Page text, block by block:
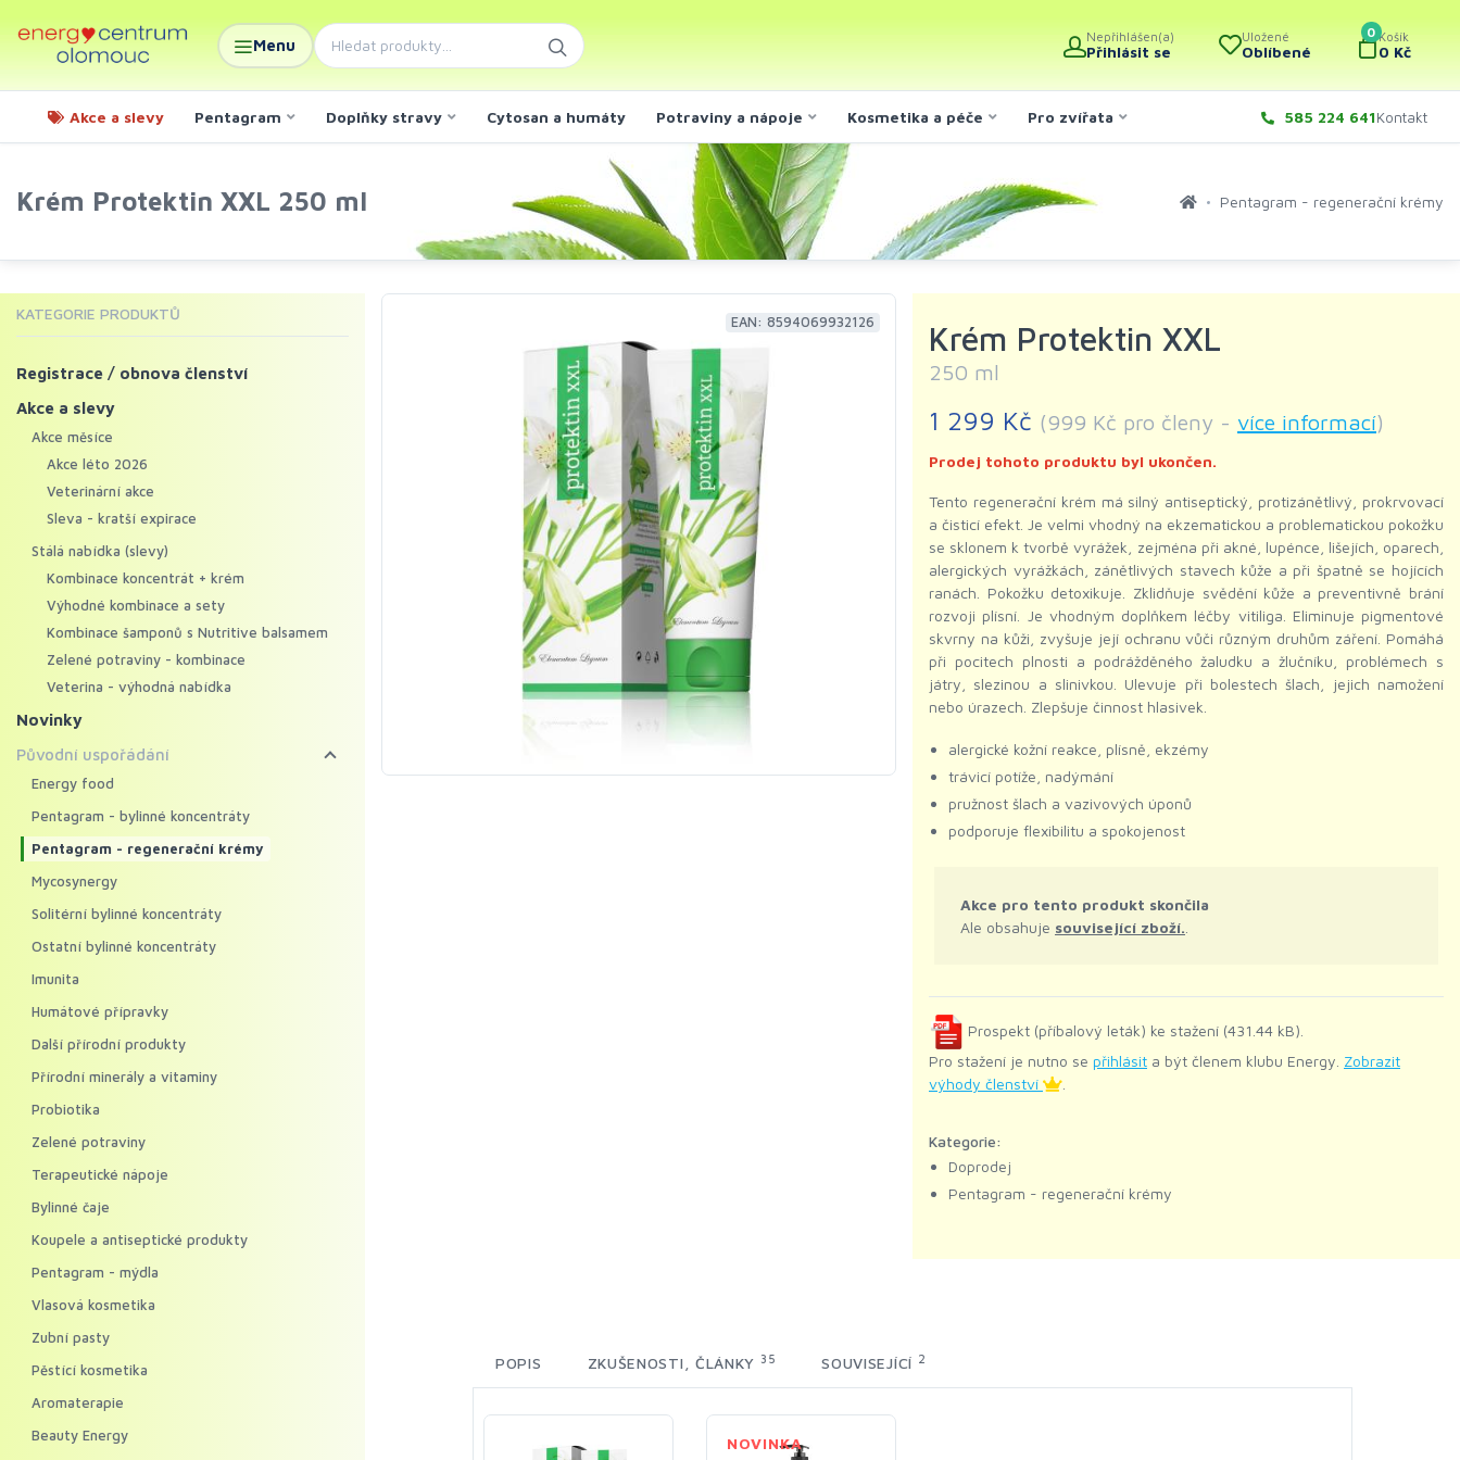
Menu Nepřihlášen(a)
Přihlásit se
Uložené
Oblíbené
0 Košík
0 Kč
Akce a slevy Pentagram Doplňky stravy Cytosan a humáty Potraviny a nápoje Kosmetika a péče Pro zvířata 585 224 641Kontakt
Krém Protektin XXL 250 ml Pentagram - regenerační krémy
EAN: 8594069932126 Krém Protektin XXL
250 ml
1 299 Kč (999 Kč pro členy - více informací)
Prodej tohoto produktu byl ukončen.
Tento regenerační krém má silný antiseptický, protizánětlivý, prokrvovací
a čisticí efekt. Je velmi vhodný na ekzematickou a problematickou pokožku
se sklonem k tvorbě vyrážek, zejména při akné, lupénce, lišejích, oparech,
alergických vyrážkách, zánětlivých stavech kůže a při špatně se hojících
ranách. Pokožku detoxikuje. Zklidňuje svědění kůže a preventivně brání
rozvoji plísní. Je vhodným doplňkem léčby vitiliga. Eliminuje pigmentové
skvrny na kůži, zvyšuje její ochranu vůči různým druhům záření. Pomáhá
při pocitech plnosti a podrážděného žaludku a žlučníku, problémech s
játry, slezinou a slinivkou. Ulevuje při bolestech šlach, jejich namožení
nebo úrazech. Zlepšuje činnost hlasivek.
alergické kožní reakce, plísně, ekzémy
trávicí potíže, nadýmání
pružnost šlach a vazivových úponů
podporuje flexibilitu a spokojenost
Akce pro tento produkt skončila
Ale obsahuje související zboží.
Prospekt (příbalový leták) ke stažení (431.44 kB).
Pro stažení je nutno se přihlásit a být členem klubu Energy. Zobrazit
výhody členství
Kategorie:
Doprodej
Pentagram - regenerační krémy
POPIS ZKUŠENOSTI, ČLÁNKY 35 SOUVISEJÍCÍ 2
NOVINKA
KATEGORIE PRODUKTŮ
Registrace / obnova členství
Akce a slevy
Akce měsíce
Akce léto 2026
Veterinární akce
Sleva - kratší expirace
Stálá nabídka (slevy)
Kombinace koncentrát + krém
Výhodné kombinace a sety
Kombinace šamponů s Nutritive balsamem
Zelené potraviny - kombinace
Veterina - výhodná nabídka
Novinky
Původní uspořádání
Energy food
Pentagram - bylinné koncentráty
Pentagram - regenerační krémy
Mycosynergy
Solitérní bylinné koncentráty
Ostatní bylinné koncentráty
Imunita
Humátové přípravky
Další přírodní produkty
Přírodní minerály a vitaminy
Probiotika
Zelené potraviny
Terapeutické nápoje
Bylinné čaje
Koupele a antiseptické produkty
Pentagram - mýdla
Vlasová kosmetika
Zubní pasty
Pěstící kosmetika
Aromaterapie
Beauty Energy